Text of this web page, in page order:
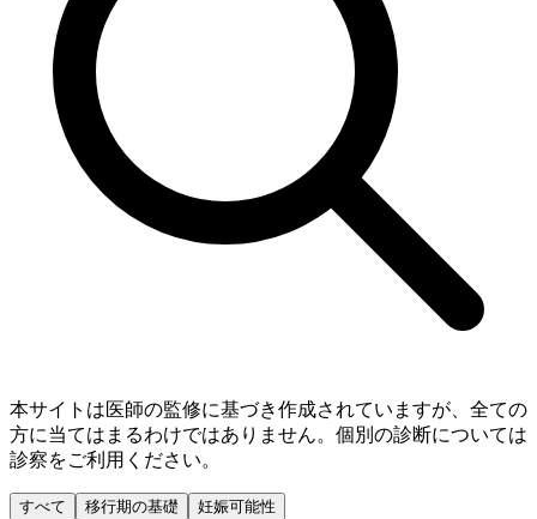
本サイトは医師の監修に基づき作成されていますが、全ての
方に当てはまるわけではありません。個別の診断については
診察をご利用ください。
すべて 移行期の基礎 妊娠可能性